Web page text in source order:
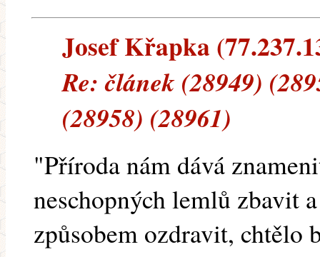
Josef Křapka
Re: článek (28949)
(28958) (28961)
"Příroda nám dává
neschopných lemlů zbavit
způsobem ozdravit, chtělo